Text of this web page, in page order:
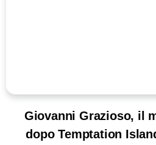
Giovanni Grazioso, il
dopo Temptation